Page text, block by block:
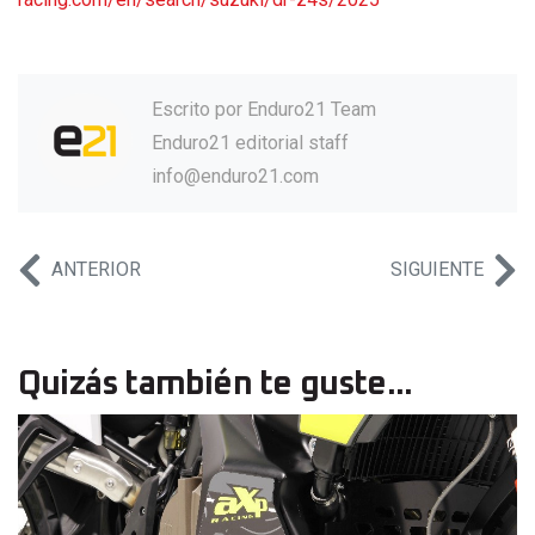
Escrito por Enduro21 Team
Enduro21 editorial staff
info@enduro21.com
ANTERIOR SIGUIENTE
Quizás también te guste...